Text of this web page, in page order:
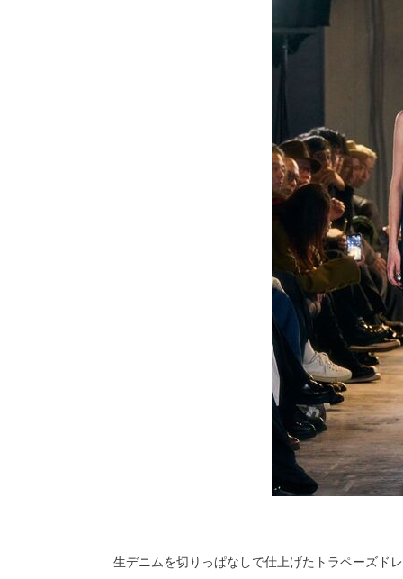
生デニムを切りっぱなしで仕上げたトラペーズド